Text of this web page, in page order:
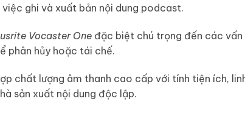
ghi và xuất bản nội dung podcast.
Vocaster One đặc biệt chú trọng đến các
phân hủy hoặc tái chế.
chất lượng âm thanh cao cấp với tính tiện ích,
sản xuất nội dung độc lập.